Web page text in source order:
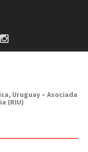
Uruguay – Asociada
(RIU)